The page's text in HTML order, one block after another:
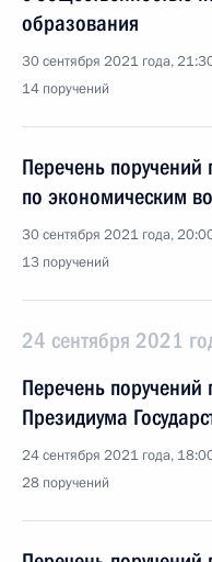
образования
30 сентября 2021 года,
14 поручений
Перечень
по экономическим
30 сентября 2021 года,
13 поручений
24 сентября 2021
Перечень поручений
Президиума
24 сентября 2021 года,
28 поручений